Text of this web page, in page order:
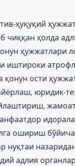
ҳуқуқий
чиққан ҳолда
ҳужжатлари
иштироки
қонун ости
юридик-
ошириш
нуқтаи
адлия